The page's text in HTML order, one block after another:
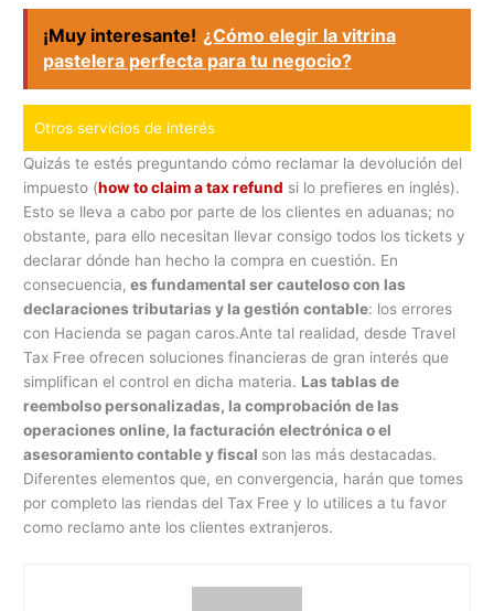
¡Muy interesante! ¿Cómo elegir la vitrina
pastelera perfecta para tu negocio?
Otros servicios de interés
Quizás te estés preguntando cómo reclamar la devolución del
impuesto (how to claim a tax refund si lo prefieres en inglés).
Esto se lleva a cabo por parte de los clientes en aduanas; no
obstante, para ello necesitan llevar consigo todos los tickets y
declarar dónde han hecho la compra en cuestión. En
consecuencia, es fundamental ser cauteloso con las
declaraciones tributarias y la gestión contable: los errores
con Hacienda se pagan caros.Ante tal realidad, desde Travel
Tax Free ofrecen soluciones financieras de gran interés que
simplifican el control en dicha materia. Las tablas de
reembolso personalizadas, la comprobación de las
operaciones online, la facturación electrónica o el
asesoramiento contable y fiscal son las más destacadas.
Diferentes elementos que, en convergencia, harán que tomes
por completo las riendas del Tax Free y lo utilices a tu favor
como reclamo ante los clientes extranjeros.